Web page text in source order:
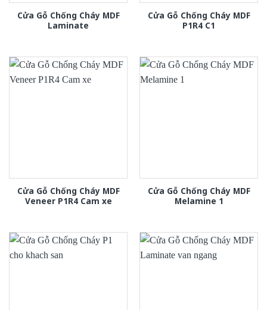
Cửa Gỗ Chống Cháy MDF
Laminate
Cửa Gỗ Chống Cháy MDF
P1R4 C1
Cửa Gỗ Chống Cháy MDF
Veneer P1R4 Cam xe
Cửa Gỗ Chống Cháy MDF
Melamine 1